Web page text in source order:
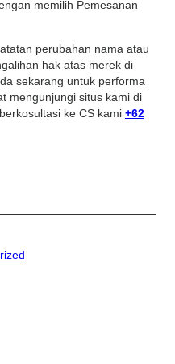
memilih Pemesanan
perubahan nama atau
hak atas merek di
sekarang untuk performa
mengunjungi situs kami di
ke CS kami +62